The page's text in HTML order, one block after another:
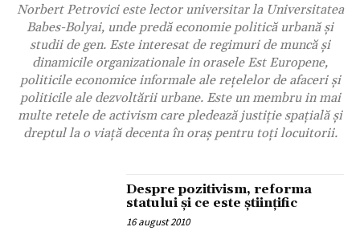
Norbert Petrovici este lector universitar la Universitatea
Babes-Bolyai, unde predă economie politică urbană și
studii de gen. Este interesat de regimuri de muncă și
dinamicile organizationale in orasele Est Europene,
politicile economice informale ale rețelelor de afaceri și
politicile ale dezvoltării urbane. Este un membru in mai
multe retele de activism care pledează justiție spațială și
dreptul la o viață decenta în oraș pentru toți locuitorii.
Despre pozitivism, reforma
statului și ce este ştiinţific
16 august 2010